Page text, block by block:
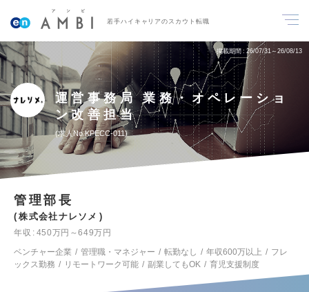
若手ハイキャリアのスカウト転職
掲載期間 26/07/31～26/08/13
運営事務局 業務・オペレーショ
ン改善担当
求人No.KPECC-011
管理部長
株式会社ナレソメ
年収
450万円～649万円
ベンチャー企業
管理職・マネジャー 転勤なし 年収600万以上
フレ
ックス勤務
リモートワーク可能 副業してもOK 育児支援制度